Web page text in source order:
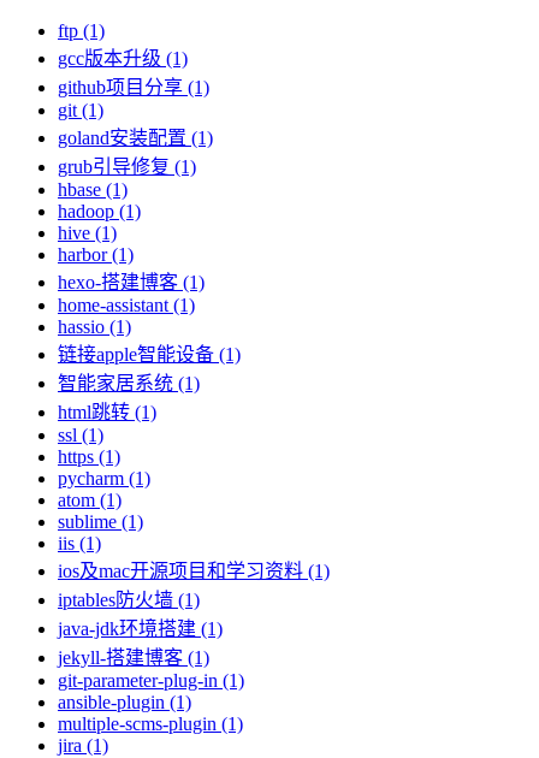
ftp (1)
gcc版本升级 (1)
github项目分享 (1)
git (1)
goland安装配置 (1)
grub引导修复 (1)
hbase (1)
hadoop (1)
hive (1)
harbor (1)
hexo-搭建博客 (1)
home-assistant (1)
hassio (1)
链接apple智能设备 (1)
智能家居系统 (1)
html跳转 (1)
ssl (1)
https (1)
pycharm (1)
atom (1)
sublime (1)
iis (1)
ios及mac开源项目和学习资料 (1)
iptables防火墙 (1)
java-jdk环境搭建 (1)
jekyll-搭建博客 (1)
git-parameter-plug-in (1)
ansible-plugin (1)
multiple-scms-plugin (1)
jira (1)